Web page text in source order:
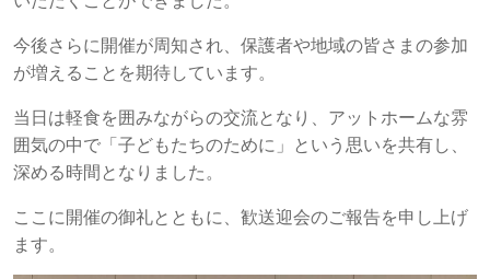
今後さらに開催が周知され、保護者や地域の皆さまの参加
が増えることを期待しています。
当日は軽食を囲みながらの交流となり、アットホームな雰
囲気の中で「子どもたちのために」という思いを共有し、
深める時間となりました。
ここに開催の御礼とともに、歓送迎会のご報告を申し上げ
ます。